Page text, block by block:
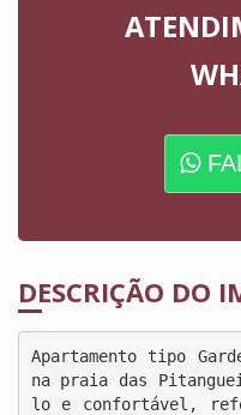
DESCRIÇÃO DO
Apartamento tipo
na praia das
lo e confortável,